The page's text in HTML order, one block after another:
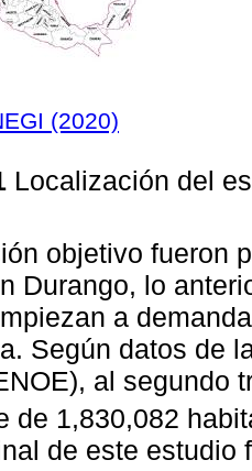
(2020)
Localización del
objetivo fueron
Durango, lo
a
Según datos de
al segundo
de 1,830,082
de este estudio